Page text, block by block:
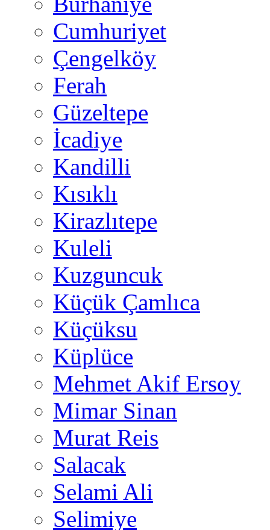
Cumhuriyet
Çengelköy
Ferah
Güzeltepe
İcadiye
Kandilli
Kısıklı
Kirazlıtepe
Kuleli
Kuzguncuk
Küçük Çamlıca
Küçüksu
Küplüce
Mehmet Akif Ersoy
Mimar Sinan
Murat Reis
Salacak
Selami Ali
Selimiye